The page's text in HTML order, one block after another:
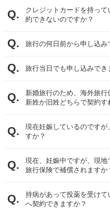
また、海外での医療費は日本よ
ます。高額な治療費が必要にな
が足りなくなってしまう可能性
り、お土産が買えなかったりと
診が可能かどうかの違いがあり
ましょう。
ジェイアイ傷害火災 約240
損保ジャパン 約460
ケガや病気による治療費や、医
の「携行品損害」については、
緊急費用」は予期せぬ偶然な事
泊費等）を補償するものです。
償をつけるべきか参考にしてくだ
注）記載の以下項目は（ ）内を含みます
①治療・救援費用 （傷害治療費用、疾病
②携行品損害 （生活用動産）
③旅行事故緊急費用 （航空機遅延、航空
海外旅行中の治療費に
日本には健康保険制度があり、
3割となっています。健康保険の
を確認する必要があります。
海外旅行保険には、基本的な補
ン」、補償額や補償内容を個別
具体例を挙げると、「ファミリ
部の補償を家族で共有すること
分を補うなどの契約方法があり
クレジットカードを持っ
約できないのですか？
旅行の何日前から申し込み
旅行当日でも申し込みでき
新婚旅行のため、海外旅行
新姓か旧姓どちらで契約す
現在妊娠しているのですが
すか？
現在、妊娠中ですが、現
旅行保険で補償されますか
持病があって投薬を受け
へ契約できますか？